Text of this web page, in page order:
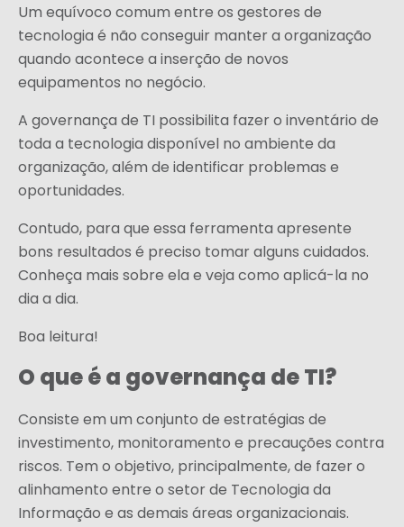
Um equívoco comum entre os gestores de
tecnologia é não conseguir manter a organização
quando acontece a inserção de novos
equipamentos no negócio.
A governança de TI possibilita fazer o inventário de
toda a tecnologia disponível no ambiente da
organização, além de identificar problemas e
oportunidades.
Contudo, para que essa ferramenta apresente
bons resultados é preciso tomar alguns cuidados.
Conheça mais sobre ela e veja como aplicá-la no
dia a dia.
Boa leitura!
O que é a governança de TI?
Consiste em um conjunto de estratégias de
investimento, monitoramento e precauções contra
riscos. Tem o objetivo, principalmente, de fazer o
alinhamento entre o setor de Tecnologia da
Informação e as demais áreas organizacionais.